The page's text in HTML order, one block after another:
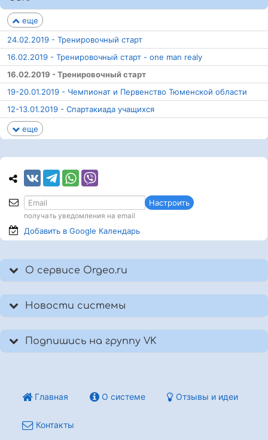
еще
24.02.2019 - Тренировочный старт
16.02.2019 - Тренировочный старт - one man realy
16.02.2019 - Тренировочный старт
19-20.01.2019 - Чемпионат и Первенство Тюменской области
12-13.01.2019 - Спартакиада учащихся
еще
Настроить
получать уведомления на email
Добавить в Google Календарь
О сервисе Orgeo.ru
Новости системы
Подпишись на группу VK
Главная О системе Отзывы и идеи
Контакты